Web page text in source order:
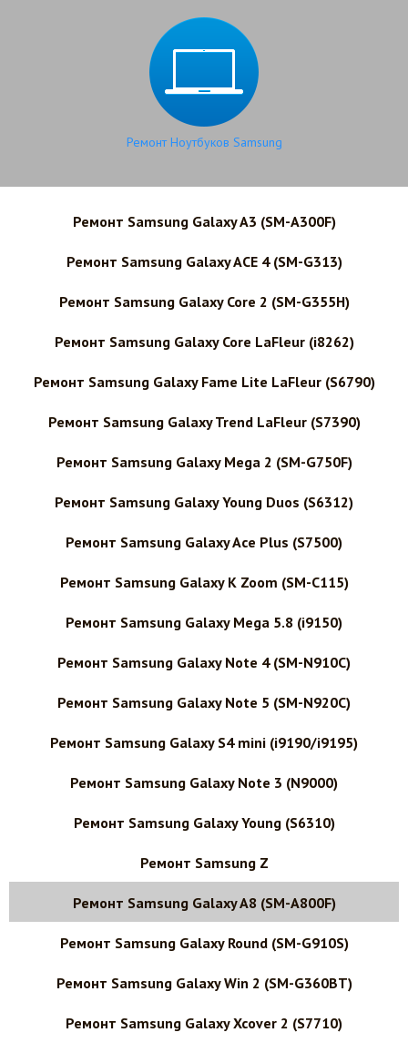
Ремонт Ноутбуков Samsung
Ремонт Samsung Galaxy A3 (SM-A300F)
Ремонт Samsung Galaxy ACE 4 (SM-G313)
Ремонт Samsung Galaxy Core 2 (SM-G355H)
Ремонт Samsung Galaxy Core LaFleur (i8262)
Ремонт Samsung Galaxy Fame Lite LaFleur (S6790)
Ремонт Samsung Galaxy Trend LaFleur (S7390)
Ремонт Samsung Galaxy Mega 2 (SM-G750F)
Ремонт Samsung Galaxy Young Duos (S6312)
Ремонт Samsung Galaxy Ace Plus (S7500)
Ремонт Samsung Galaxy K Zoom (SM-C115)
Ремонт Samsung Galaxy Mega 5.8 (i9150)
Ремонт Samsung Galaxy Note 4 (SM-N910C)
Ремонт Samsung Galaxy Note 5 (SM-N920C)
Ремонт Samsung Galaxy S4 mini (i9190/i9195)
Ремонт Samsung Galaxy Note 3 (N9000)
Ремонт Samsung Galaxy Young (S6310)
Ремонт Samsung Z
Ремонт Samsung Galaxy A8 (SM-A800F)
Ремонт Samsung Galaxy Round (SM-G910S)
Ремонт Samsung Galaxy Win 2 (SM-G360BT)
Ремонт Samsung Galaxy Xcover 2 (S7710)